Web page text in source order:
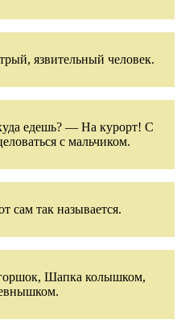
язвительный человек.
едешь? — На курорт! С
с мальчиком.
сам так называется.
Шапка колышком,